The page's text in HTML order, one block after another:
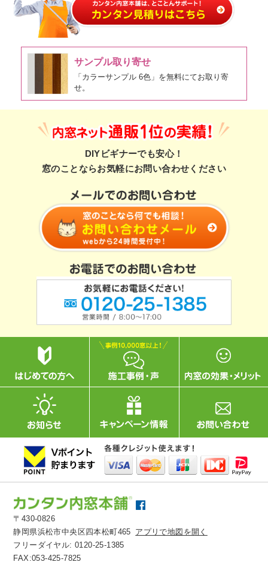
サンプル取り寄せ
「カラーサンプル 6色」を無料にてお取り寄
せ。
DIYビギナーでも安心！
窓のことならお気軽にお問い合わせください
〒430-0826
静岡県浜松市中央区四本松町465 アプリで地図を開く
フリーダイヤル:0120-25-1385
FAX:053-425-7825